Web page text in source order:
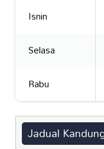
Isnin
Selasa
Rabu
Jadual